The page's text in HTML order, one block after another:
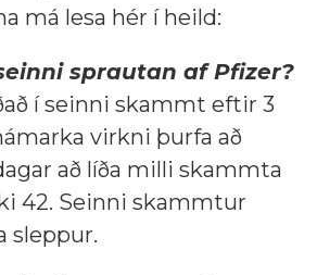
má lesa hér í heild:
sprautan af Pfizer?
í seinni skammt eftir 3
virkni þurfa að
að líða milli skammta
42. Seinni skammtur
sleppur.